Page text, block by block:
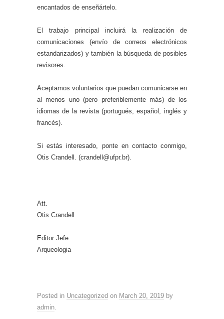
encantados de enseñártelo.
El trabajo principal incluirá la realización de
comunicaciones (envío de correos electrónicos
estandarizados) y también la búsqueda de posibles
revisores.
Aceptamos voluntarios que puedan comunicarse en
al menos uno (pero preferiblemente más) de los
idiomas de la revista (portugués, español, inglés y
francés).
Si estás interesado, ponte en contacto conmigo,
Otis Crandell. (crandell@ufpr.br).
Att.
Otis Crandell
Editor Jefe
Arqueologia
Posted in Uncategorized on March 20, 2019 by
admin.